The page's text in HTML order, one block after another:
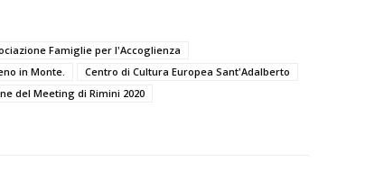
Famiglie per l'Accoglienza
in Monte.
Centro di Cultura Europea Sant'Adalberto
del Meeting di Rimini 2020